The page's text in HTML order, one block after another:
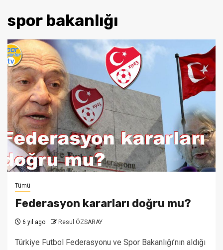
spor bakanlığı
Tümü
Federasyon kararları doğru mu?
6 yıl ago Resul ÖZSARAY
Türkiye Futbol Federasyonu ve Spor Bakanlığı’nın aldığı